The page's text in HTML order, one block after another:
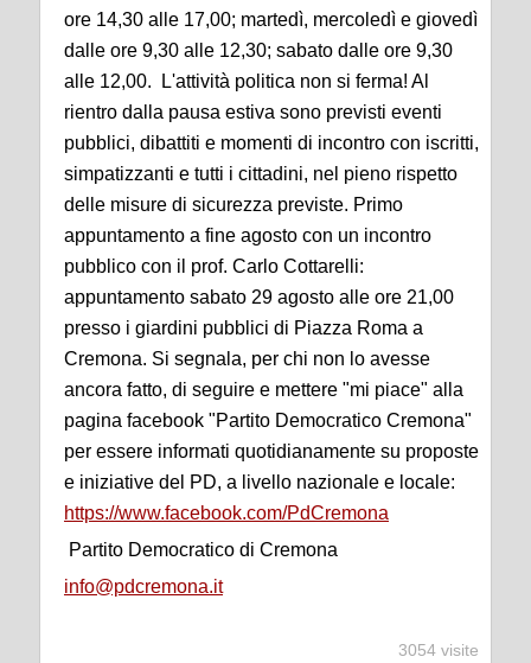
ore 14,30 alle 17,00; martedì, mercoledì e giovedì
dalle ore 9,30 alle 12,30; sabato dalle ore 9,30
alle 12,00. L'attività politica non si ferma! Al
rientro dalla pausa estiva sono previsti eventi
pubblici, dibattiti e momenti di incontro con iscritti,
simpatizzanti e tutti i cittadini, nel pieno rispetto
delle misure di sicurezza previste. Primo
appuntamento a fine agosto con un incontro
pubblico con il prof. Carlo Cottarelli:
appuntamento sabato 29 agosto alle ore 21,00
presso i giardini pubblici di Piazza Roma a
Cremona. Si segnala, per chi non lo avesse
ancora fatto, di seguire e mettere "mi piace" alla
pagina facebook "Partito Democratico Cremona"
per essere informati quotidianamente su proposte
e iniziative del PD, a livello nazionale e locale:
https://www.facebook.com/PdCremona
Partito Democratico di Cremona
info@pdcremona.it
3054 visite